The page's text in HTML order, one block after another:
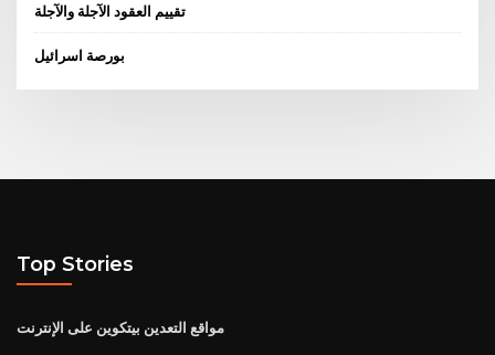
تقييم العقود الآجلة والآجلة
بورصة اسرائيل
Top Stories
مواقع التعدين بيتكوين على الإنترنت